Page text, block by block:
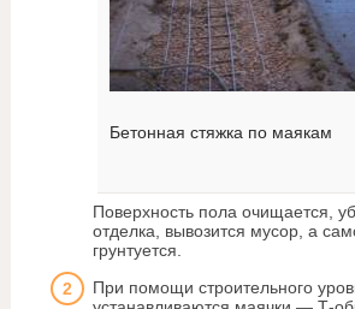
Бетонная стяжка по маякам
Поверхность пола очищается,
отделка, вывозится мусор, а
грунтуется.
При помощи строительного